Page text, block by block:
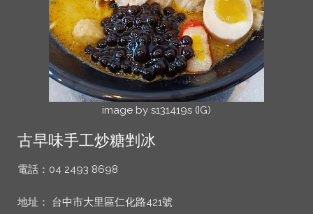
image by s131419s (IG)
古早味手工炒糖剉冰
電話：04 2493 8698
地址： 台中市大里區仁化路421號